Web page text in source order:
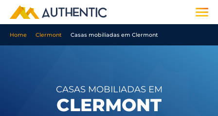
Home Clermont Casas mobiliadas em Clermont
CASAS MOBILIADAS EM
CLERMONT